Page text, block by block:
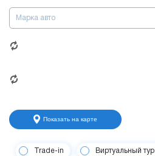
Марка авто
Показать на карте
Trade-in Виртуальный тур